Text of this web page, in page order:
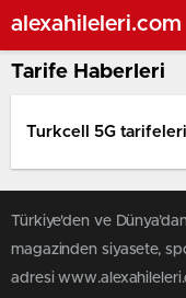
alexahileleri.com
Tarife Haberleri
Turkcell 5G
Türkiye'den ve
magazinden siyasete,
adresi